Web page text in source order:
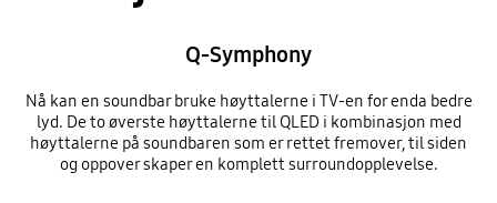
Q-Symphony
Nå kan en soundbar bruke høyttalerne i TV-en for enda bedre
lyd. De to øverste høyttalerne til QLED i kombinasjon med
høyttalerne på soundbaren som er rettet fremover, til siden
og oppover skaper en komplett surroundopplevelse.